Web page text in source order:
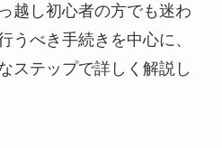
越し初心者の方でも迷わ
うべき手続きを中心に、
ステップで詳しく解説し